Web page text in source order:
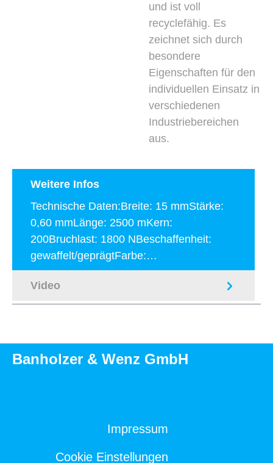
und ist voll
recyclefähig. Es
zeichnet sich durch
besondere
Eigenschaften für den
individuellen Einsatz in
verschiedenen
Industriebereichen
aus.
Weitere Infos
Technische Daten:Breite: 15 mmStärke:
0,60 mmLänge: 2500 mKern:
200Bruchlast: 1800 NBeschaffenheit:
gewaffelt/geprägtFarbe:…
Video
Banholzer & Wenz GmbH
Impressum
Cookie Einstellungen